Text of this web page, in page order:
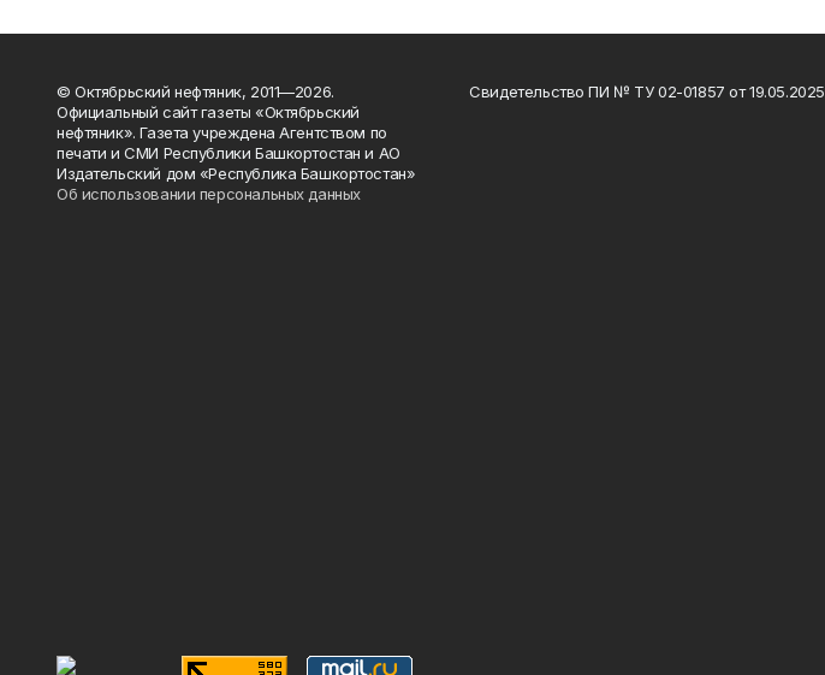
© Октябрьский нефтяник, 2011—2026.
Официальный сайт газеты «Октябрьский
нефтяник». Газета учреждена Агентством по
печати и СМИ Республики Башкортостан и АО
Издательский дом «Республика Башкортостан»
Об использовании персональных данных
Свидетельство ПИ № ТУ 02-01857 от 19.05.2025